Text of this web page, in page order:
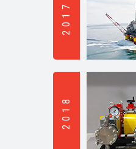
2017
2018